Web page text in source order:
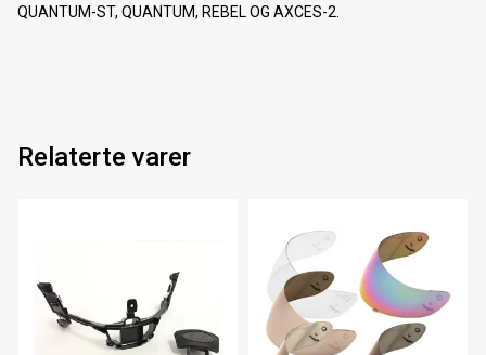
QUANTUM-ST, QUANTUM, REBEL OG AXCES-2.
Relaterte varer